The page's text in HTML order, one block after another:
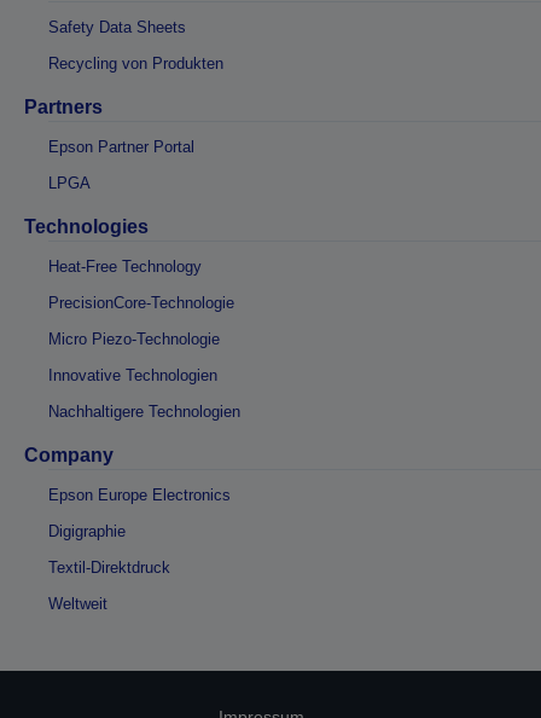
Safety Data Sheets
Recycling von Produkten
Partners
Epson Partner Portal
LPGA
Technologies
Heat-Free Technology
PrecisionCore-Technologie
Micro Piezo-Technologie
Innovative Technologien
Nachhaltigere Technologien
Company
Epson Europe Electronics
Digigraphie
Textil-Direktdruck
Weltweit